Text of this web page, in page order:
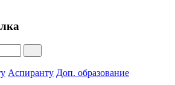
Аспиранту Доп. образование